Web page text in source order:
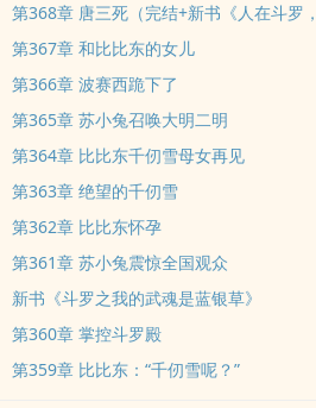
第368章 唐三死（完结+新书《人在斗罗
第367章 和比比东的女儿
第366章 波赛西跪下了
第365章 苏小兔召唤大明二明
第364章 比比东千仞雪母女再见
第363章 绝望的千仞雪
第362章 比比东怀孕
第361章 苏小兔震惊全国观众
新书《斗罗之我的武魂是蓝银草》
第360章 掌控斗罗殿
第359章 比比东：“千仞雪呢？”